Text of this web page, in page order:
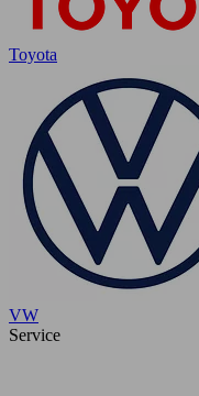
Toyota
VW
Service